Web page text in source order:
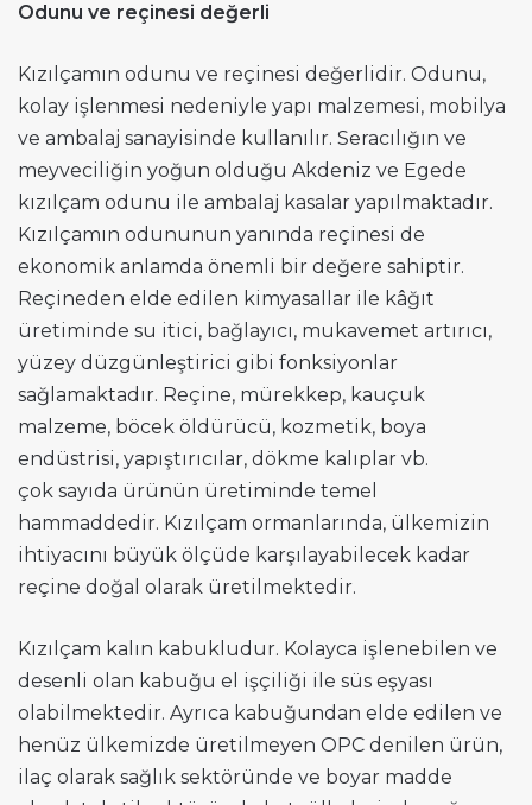
Odunu ve reçinesi değerli
Kızılçamın odunu ve reçinesi değerlidir. Odunu,
kolay işlenmesi nedeniyle yapı malzemesi, mobilya
ve ambalaj sanayisinde kullanılır. Seracılığın ve
meyveciliğin yoğun olduğu Akdeniz ve Egede
kızılçam odunu ile ambalaj kasalar yapılmaktadır.
Kızılçamın odununun yanında reçinesi de
ekonomik anlamda önemli bir değere sahiptir.
Reçineden elde edilen kimyasallar ile kâğıt
üretiminde su itici, bağlayıcı, mukavemet artırıcı,
yüzey düzgünleştirici gibi fonksiyonlar
sağlamaktadır. Reçine, mürekkep, kauçuk
malzeme, böcek öldürücü, kozmetik, boya
endüstrisi, yapıştırıcılar, dökme kalıplar vb.
çok sayıda ürünün üretiminde temel
hammaddedir. Kızılçam ormanlarında, ülkemizin
ihtiyacını büyük ölçüde karşılayabilecek kadar
reçine doğal olarak üretilmektedir.
Kızılçam kalın kabukludur. Kolayca işlenebilen ve
desenli olan kabuğu el işçiliği ile süs eşyası
olabilmektedir. Ayrıca kabuğundan elde edilen ve
henüz ülkemizde üretilmeyen OPC denilen ürün,
ilaç olarak sağlık sektöründe ve boyar madde